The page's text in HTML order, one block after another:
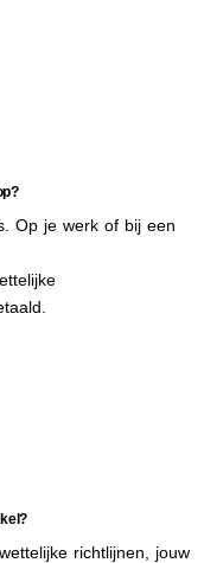
Op je werk of bij een
richtlijnen, jouw